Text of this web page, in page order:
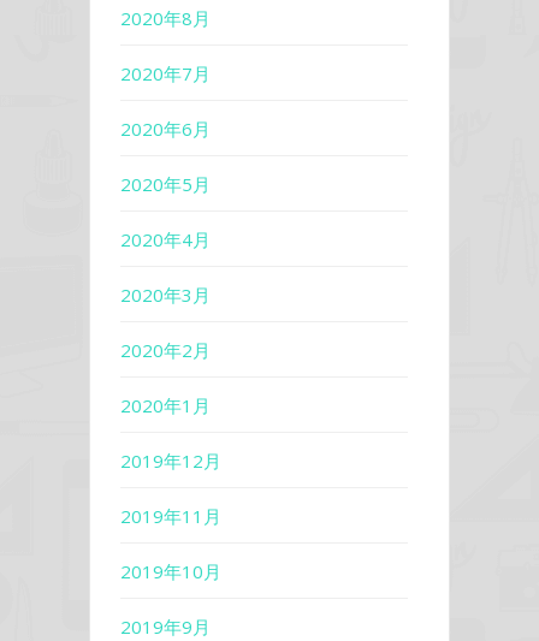
2020年8月
2020年7月
2020年6月
2020年5月
2020年4月
2020年3月
2020年2月
2020年1月
2019年12月
2019年11月
2019年10月
2019年9月